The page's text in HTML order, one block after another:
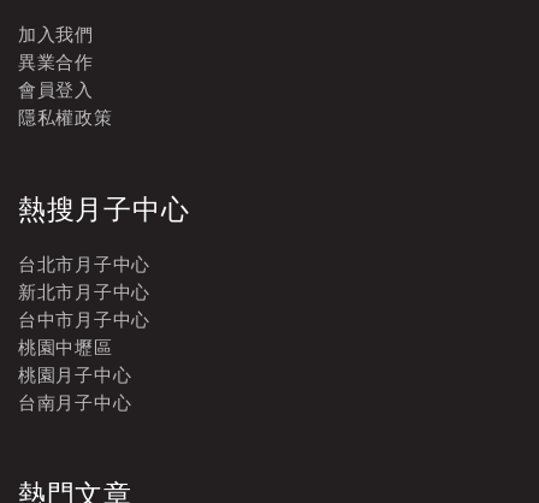
加入我們
異業合作
會員登入
隱私權政策
熱搜月子中心
台北市月子中心
新北市月子中心
台中市月子中心
桃園中壢區
桃園月子中心
台南月子中心
熱門文章